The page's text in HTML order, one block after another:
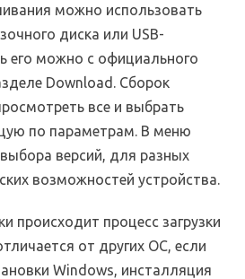
можно использовать
диска или USB-
его можно с официального
Download. Сборок
все и выбрать
по параметрам. В меню
версий, для разных
возможностей устройства.
происходит процесс загрузки
от других ОС, если
Windows, инсталляция